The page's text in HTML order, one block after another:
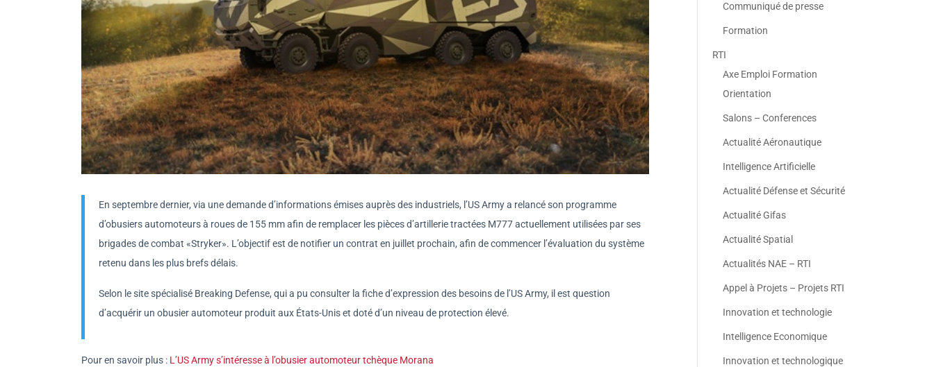
En septembre dernier, via une demande d’informations émises auprès des industriels, l’US Army a relancé son programme
d’obusiers automoteurs à roues de 155 mm afin de remplacer les pièces d’artillerie tractées M777 actuellement utilisées par ses
brigades de combat «Stryker». L’objectif est de notifier un contrat en juillet prochain, afin de commencer l’évaluation du système
retenu dans les plus brefs délais.
Selon le site spécialisé Breaking Defense, qui a pu consulter la fiche d’expression des besoins de l’US Army, il est question
d’acquérir un obusier automoteur produit aux États-Unis et doté d’un niveau de protection élevé.
Pour en savoir plus : L’US Army s’intéresse à l’obusier automoteur tchèque Morana
Communiqué de presse
Formation
RTI
Axe Emploi Formation
Orientation
Salons – Conferences
Actualité Aéronautique
Intelligence Artificielle
Actualité Défense et Sécurité
Actualité Gifas
Actualité Spatial
Actualités NAE – RTI
Appel à Projets – Projets RTI
Innovation et technologie
Intelligence Economique
Innovation et technologique